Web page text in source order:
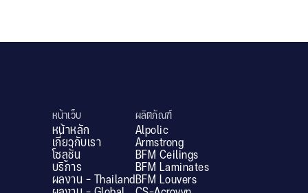
หน้าเว็บ
หน้าหลัก
เกี่ยวกับเรา
โซลูชั่น
บริการ
ผลงาน - Thailand
ผลิตภัณฑ์
Alpolic
Armstrong
BFM Ceilings
BFM Laminates
BFM Louvers